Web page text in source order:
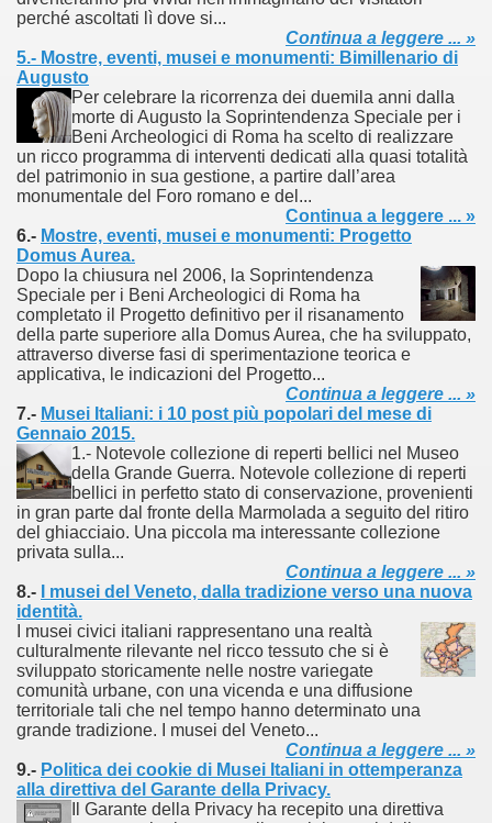
perché ascoltati lì dove si...
Continua a leggere ... »
5.- Mostre, eventi, musei e monumenti: Bimillenario di
Augusto
Per celebrare la ricorrenza dei duemila anni dalla
morte di Augusto la Soprintendenza Speciale per i
Beni Archeologici di Roma ha scelto di realizzare
un ricco programma di interventi dedicati alla quasi totalità
del patrimonio in sua gestione, a partire dall’area
monumentale del Foro romano e del...
Continua a leggere ... »
6.- Mostre, eventi, musei e monumenti: Progetto
Domus Aurea.
Dopo la chiusura nel 2006, la Soprintendenza
Speciale per i Beni Archeologici di Roma ha
completato il Progetto definitivo per il risanamento
della parte superiore alla Domus Aurea, che ha sviluppato,
attraverso diverse fasi di sperimentazione teorica e
applicativa, le indicazioni del Progetto...
Continua a leggere ... »
7.- Musei Italiani: i 10 post più popolari del mese di
Gennaio 2015.
1.- Notevole collezione di reperti bellici nel Museo
della Grande Guerra. Notevole collezione di reperti
bellici in perfetto stato di conservazione, provenienti
in gran parte dal fronte della Marmolada a seguito del ritiro
del ghiacciaio. Una piccola ma interessante collezione
privata sulla...
Continua a leggere ... »
8.-
I musei del Veneto, dalla tradizione verso una nuova
identità.
I musei civici italiani rappresentano una realtà
culturalmente rilevante nel ricco tessuto che si è
sviluppato storicamente nelle nostre variegate
comunità urbane, con una vicenda e una diffusione
territoriale tali che nel tempo hanno determinato una
grande tradizione. I musei del Veneto...
Continua a leggere ... »
9.- Politica dei cookie di Musei Italiani in ottemperanza
alla direttiva del Garante della Privacy.
Il Garante della Privacy ha recepito una direttiva
del mese di Giugno 2013.
del mese di Luglio 2013.
l’evoluzione storica della telefonia.
nell'etere".
del mese di Gennaio 2014.
del mese di Febbraio 2014.